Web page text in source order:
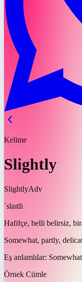
Kelime
Slightly
SlightlyAdv
ˈslaɪtli
Hafifçe, belli belirsiz,
Somewhat, partly,
Eş anlamlılar: Somewhat
Örnek Cümle